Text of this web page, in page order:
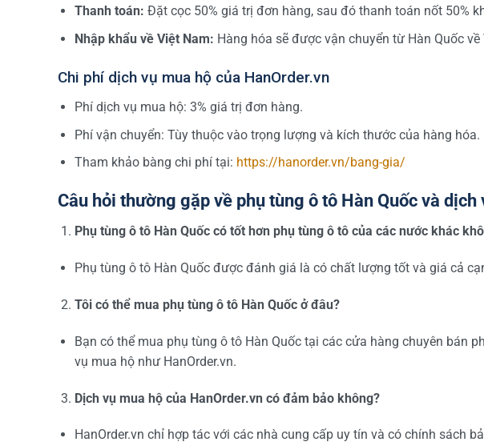
Thanh toán: Đặt cọc 50% giá trị đơn hàng, sau đó thanh toán nốt 50%
Nhập khẩu về Việt Nam: Hàng hóa sẽ được vận chuyển từ Hàn Quốc
Chi phí dịch vụ mua hộ của HanOrder.vn
Phí dịch vụ mua hộ: 3% giá trị đơn hàng.
Phí vận chuyển: Tùy thuộc vào trọng lượng và kích thước của hàng hóa.
Tham khảo bàng chi phí tại: https://hanorder.vn/bang-gia/
Câu hỏi thường gặp về phụ tùng ô tô Hàn Quốc và
Phụ tùng ô tô Hàn Quốc có tốt hơn phụ tùng ô tô của các nước khác
Phụ tùng ô tô Hàn Quốc được đánh giá là có chất lượng tốt và giá cả
Tôi có thể mua phụ tùng ô tô Hàn Quốc ở đâu?
Bạn có thể mua phụ tùng ô tô Hàn Quốc tại các cửa hàng chuyên bán
vụ mua hộ như HanOrder.vn.
Dịch vụ mua hộ của HanOrder.vn có đảm bảo không?
HanOrder.vn chỉ hợp tác với các nhà cung cấp uy tín và có chính sách